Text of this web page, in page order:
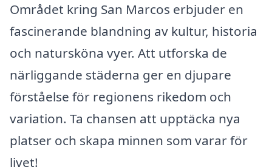
Området kring San Marcos erbjuder en
fascinerande blandning av kultur, historia
och natursköna vyer. Att utforska de
närliggande städerna ger en djupare
förståelse för regionens rikedom och
variation. Ta chansen att upptäcka nya
platser och skapa minnen som varar för
livet!